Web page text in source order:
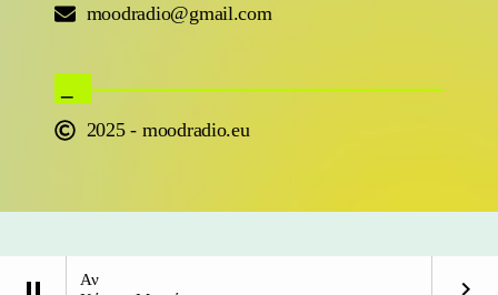
pause
Αν
keyboard_arrow_right
moodradio@gmail.com
2025 - moodradio.eu